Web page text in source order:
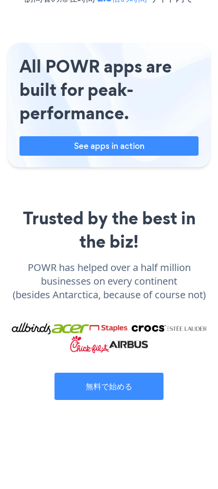
All POWR apps are
built for peak-
performance.
See apps in action
Trusted by the best in
the biz!
POWR has helped over a half million
businesses on every continent
(besides Antarctica, because of course not)
無料で始める